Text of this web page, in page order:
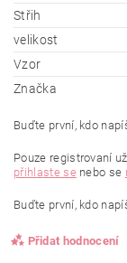
Střih
velikost
Vzor
Značka
Buďte první, kdo
Pouze registrovaní
přihlaste senebo se
Buďte první, kdo
Přidat hodnocení